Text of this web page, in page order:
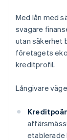
Med lån med
svagare
utan säkerhet
företagets
kreditprofil.
Långivare